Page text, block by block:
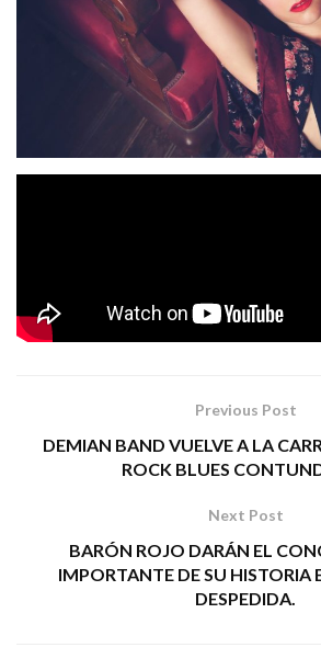
Tags: isabel marco rock
Previous Post
DEMIAN BAND VUELVE A LA
ROCK BLUES
Next Post
BARÓN ROJO DARÁN EL
IMPORTANTE DE SU HISTORIA
DESPEDIDA.